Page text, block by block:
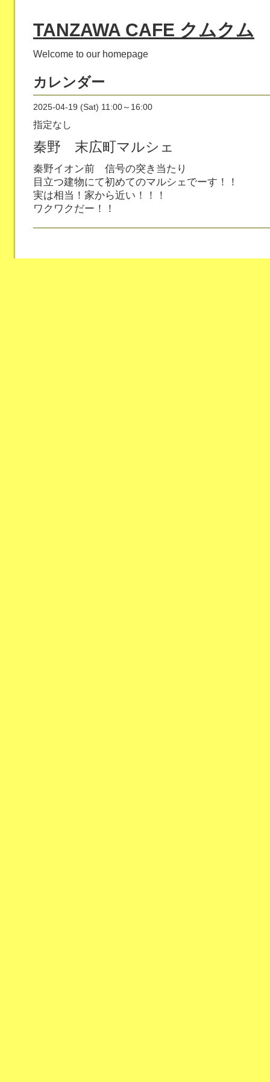
TANZAWA CAFE クムクム
Welcome to our homepage
カレンダー
2025-04-19 (Sat) 11:00～16:00
指定なし
秦野 末広町マルシェ
秦野イオン前 信号の突き当たり
目立つ建物にて初めてのマルシェでーす！！
実は相当！家から近い！！！
ワクワクだー！！